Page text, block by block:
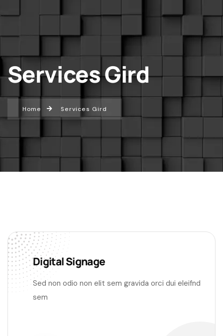
Services Gird
Home Services Gird
Digital Signage
Sed non odio non elit sem gravida orci dui eleifnd
sem